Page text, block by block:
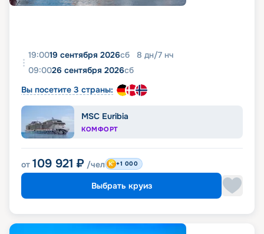
19:0019 сентября 2026сб 8 дн/7 нч
09:0026 сентября 2026сб
Вы посетите 3 страны:
MSC Euribia
КОМФОРТ
от 109 921 ₽ /чел +1 000
Выбрать круиз